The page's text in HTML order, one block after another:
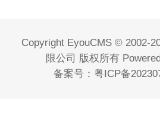
Copyright EyouCMS © 2002-
限公司 版权所有
备案号： 粤ICP备